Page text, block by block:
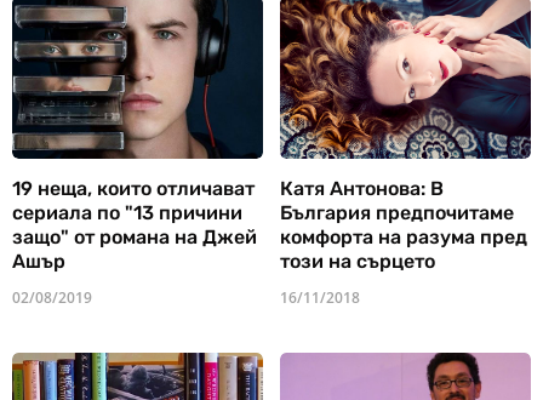
19 неща, които отличават
сериала по "13 причини
защо" от романа на Джей
Ашър
02/08/2019
Катя Антонова: В
България предпочитаме
комфорта на разума пред
този на сърцето
16/11/2018